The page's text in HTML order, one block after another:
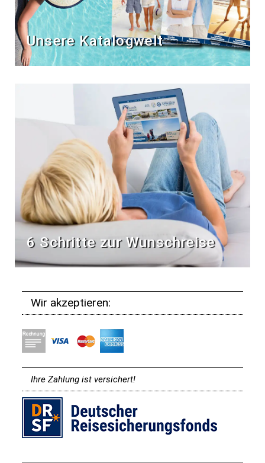
Unsere Katalogwelt
6 Schritte zur Wunschreise
Wir akzeptieren:
Ihre Zahlung ist versichert!